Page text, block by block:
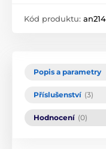
Kód produktu:
Popis a parametry
Příslušenství (3)
Hodnocení (0)